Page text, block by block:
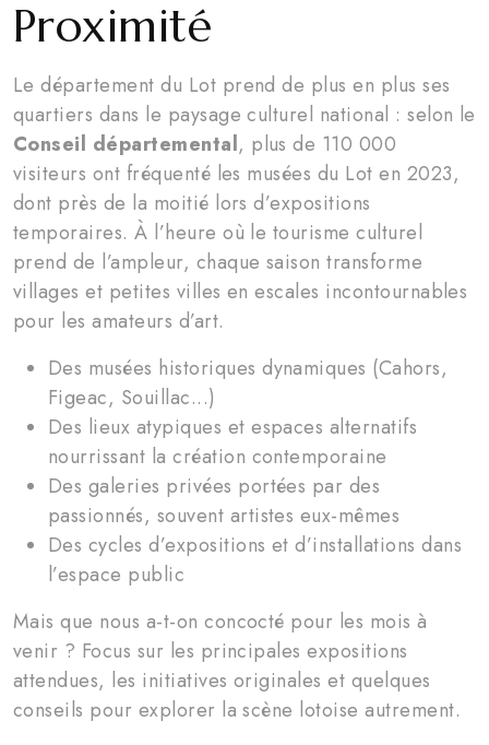
Proximité
Le département du Lot prend de plus en plus ses
quartiers dans le paysage culturel national : selon le
Conseil départemental, plus de 110 000
visiteurs ont fréquenté les musées du Lot en 2023,
dont près de la moitié lors d’expositions
temporaires. À l’heure où le tourisme culturel
prend de l’ampleur, chaque saison transforme
villages et petites villes en escales incontournables
pour les amateurs d’art.
Des musées historiques dynamiques (Cahors,
Figeac, Souillac...)
Des lieux atypiques et espaces alternatifs
nourrissant la création contemporaine
Des galeries privées portées par des
passionnés, souvent artistes eux-mêmes
Des cycles d’expositions et d’installations dans
l’espace public
Mais que nous a-t-on concocté pour les mois à
venir ? Focus sur les principales expositions
attendues, les initiatives originales et quelques
conseils pour explorer la scène lotoise autrement.